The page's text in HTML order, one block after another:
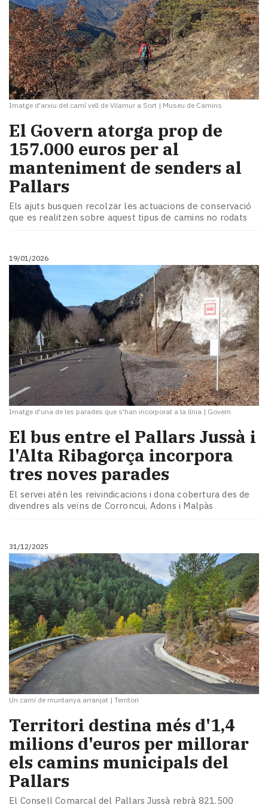
Imatge d'arxiu del camí vell de Vilamur a Sort | Museu de Camins
El Govern atorga prop de
157.000 euros per al
manteniment de senders al
Pallars
Els ajuts busquen recolzar les actuacions de conservació
que es realitzen sobre aquest tipus de camins no rodats
19/01/2026
Imatge d'una de les parades que s'han incorporat a la línia | Govern
El bus entre el Pallars Jussà i
l'Alta Ribagorça incorpora
tres noves parades
El servei atén les reivindicacions i dona cobertura des de
divendres als veïns de Corroncui, Adons i Malpàs
31/12/2025
Un camí de muntanya arranjat | Territori
Territori destina més d'1,4
milions d'euros per millorar
els camins municipals del
Pallars
El Consell Comarcal del Pallars Jussà rebrà 821.500